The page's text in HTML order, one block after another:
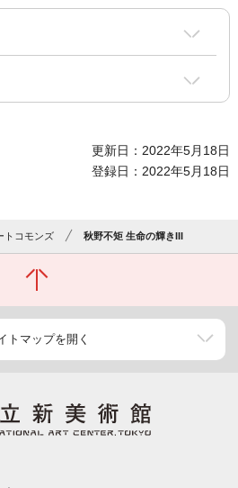
更新日：2022年5月18日
登録日：2022年5月18日
トコモンズ 秋野不矩 生命の輝きIII
トマップを開く